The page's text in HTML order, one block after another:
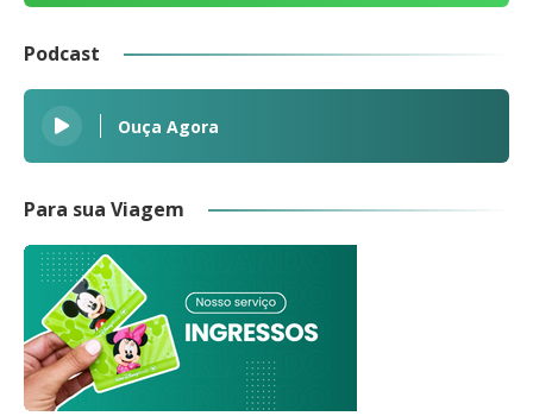
Podcast
Ouça Agora
Para sua Viagem